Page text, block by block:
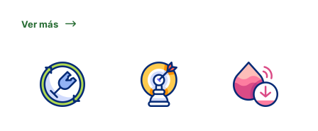
Ver más